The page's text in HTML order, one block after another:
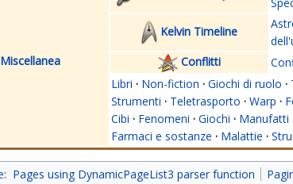
Miscellanea
Kelvin Timeline
Conflitti
Libri · Non-fiction · Giochi di ruolo ·
Strumenti · Teletrasporto · Warp ·
Cibi · Fenomeni · Giochi · Manufatti
Farmaci e sostanze · Malattie ·
: Pages using DynamicPageList3 parser function